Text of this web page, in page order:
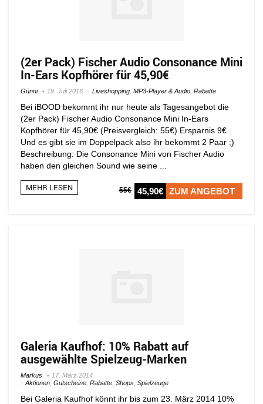
(2er Pack) Fischer Audio Consonance Mini
In-Ears Kopfhörer für 45,90€
Günni 19. Juli 2016 Liveshopping MP3-Player & Audio Rabatte
Bei iBOOD bekommt ihr nur heute als Tagesangebot die
(2er Pack) Fischer Audio Consonance Mini In-Ears
Kopfhörer für 45,90€ (Preisvergleich: 55€) Ersparnis 9€
Und es gibt sie im Doppelpack also ihr bekommt 2 Paar ;)
Beschreibung: Die Consonance Mini von Fischer Audio
haben den gleichen Sound wie seine ...
MEHR LESEN 55€ 45,90€ ZUM ANGEBOT
Galeria Kaufhof: 10% Rabatt auf
ausgewählte Spielzeug-Marken
Markus
17. März 2014
Aktionen Gutscheine Rabatte Shops Spielzeuge
Bei Galeria Kaufhof könnt ihr bis zum 23. März 2014 10%